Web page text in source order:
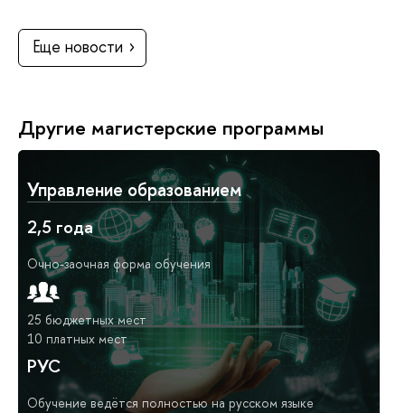
Еще новости
Другие магистерские программы
Управление образованием
2,5 года
Очно-заочная форма обучения
25 бюджетных мест
10 платных мест
РУС
Обучение ведётся полностью на русском языке